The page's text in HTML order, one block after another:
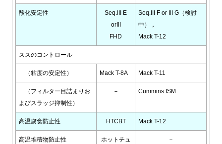
酸化安定性
Seq.III E
orIII
FHD
Seq.III F or III G（検討
中），
Mack T-12
ススのコントロール
（粘度の安定性） Mack T-8A Mack T-11
（フィルター目詰まりお
よびスラッジ抑制性）
－ Cummins ISM
高温腐食防止性 HTCBT Mack T-12
高温堆積物防止性
ホットチュ
－